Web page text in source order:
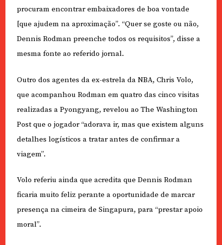
procuram encontrar embaixadores de boa vontade
[que ajudem na aproximação”. “Quer se goste ou não,
Dennis Rodman preenche todos os requisitos”, disse a
mesma fonte ao referido jornal.
Outro dos agentes da ex-estrela da NBA, Chris Volo,
que acompanhou Rodman em quatro das cinco visitas
realizadas a Pyongyang, revelou ao The Washington
Post que o jogador “adorava ir, mas que existem alguns
detalhes logísticos a tratar antes de confirmar a
viagem”.
Volo referiu ainda que acredita que Dennis Rodman
ficaria muito feliz perante a oportunidade de marcar
presença na cimeira de Singapura, para “prestar apoio
moral”.